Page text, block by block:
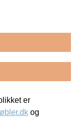
er
og